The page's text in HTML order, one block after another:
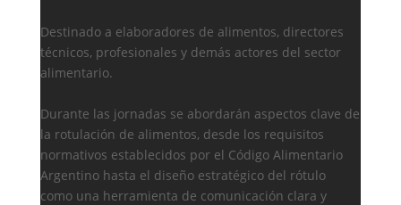
Destinado a elaboradores de alimentos, directores
técnicos, profesionales y demás actores del sector
alimentario.
Durante las jornadas se abordarán aspectos clave de
la rotulación de alimentos, desde los requisitos
normativos establecidos por el Código Alimentario
Argentino hasta el diseño estratégico del rótulo
como una herramienta de comunicación clara y